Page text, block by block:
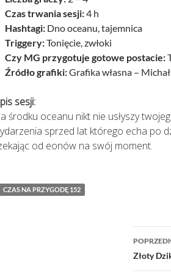
Czas trwania sesji:4 h
Hashtagi:Dno oceanu, tajemnica
Triggery:Tonięcie, zwłoki
Czy MG przygotuje gotowe postacie:
Źródło grafiki:Grafika własna –
sesji:
środku oceanu nikt nie usłyszy
sprzed lat którego echa po
od eonów na swój moment.
CZAS NA PRZYGODĘ 152
Złoty